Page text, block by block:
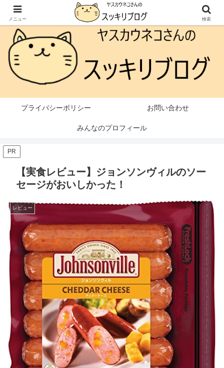
本ページはプロモーションが含まれています
プライバシーポリシー お問い合わせ
みんなのプロフィール
PR
【実食レビュー】ジョンソンヴィルのソー
セージがおいしかった！
レビュー
メニュー 検索